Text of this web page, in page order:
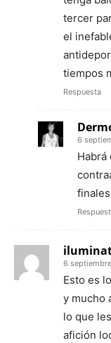
tercer
el
tiempos
Respuesta
6
6
Esto es
y mucho
lo que
afición